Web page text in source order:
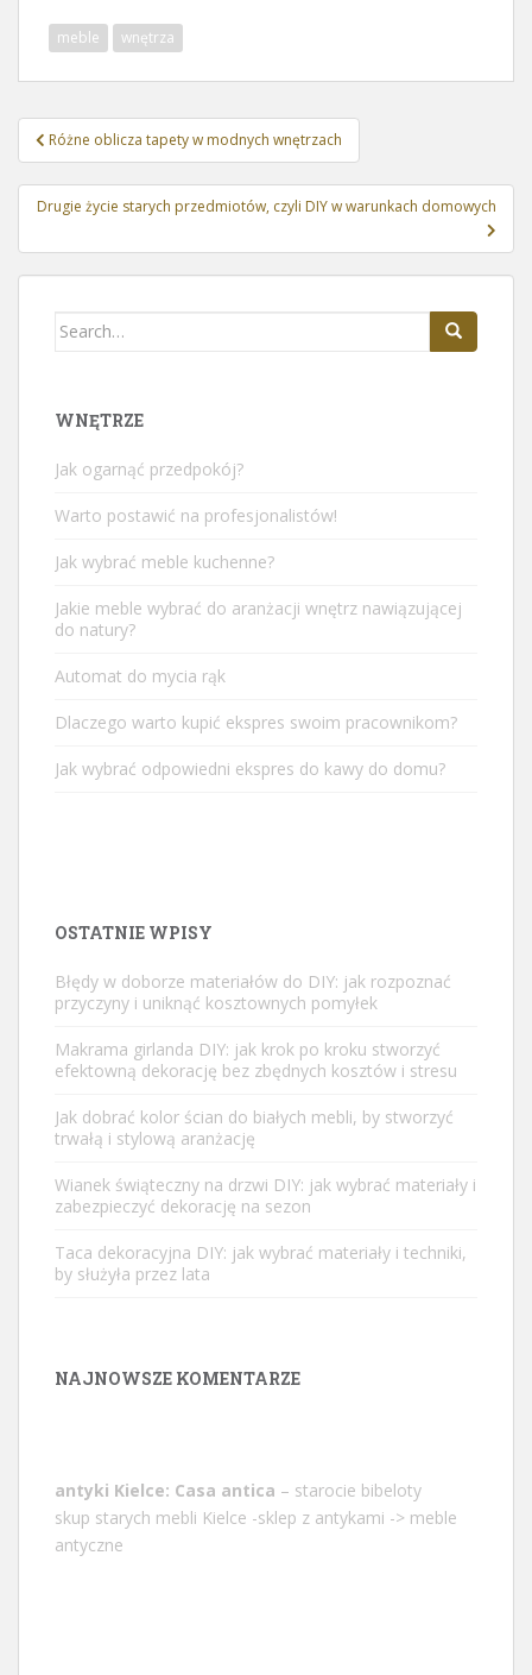
meble wnętrza
Nawigacja
wpisu
Różne oblicza tapety w modnych wnętrzach
Drugie życie starych przedmiotów, czyli DIY w warunkach domowych
Search
WNĘTRZE
Jak ogarnąć przedpokój?
Warto postawić na profesjonalistów!
Jak wybrać meble kuchenne?
Jakie meble wybrać do aranżacji wnętrz nawiązującej
do natury?
Automat do mycia rąk
Dlaczego warto kupić ekspres swoim pracownikom?
Jak wybrać odpowiedni ekspres do kawy do domu?
OSTATNIE WPISY
Błędy w doborze materiałów do DIY: jak rozpoznać
przyczyny i uniknąć kosztownych pomyłek
Makrama girlanda DIY: jak krok po kroku stworzyć
efektowną dekorację bez zbędnych kosztów i stresu
Jak dobrać kolor ścian do białych mebli, by stworzyć
trwałą i stylową aranżację
Wianek świąteczny na drzwi DIY: jak wybrać materiały i
zabezpieczyć dekorację na sezon
Taca dekoracyjna DIY: jak wybrać materiały i techniki,
by służyła przez lata
NAJNOWSZE KOMENTARZE
antyki Kielce: Casa antica – starocie bibeloty
skup starych mebli Kielce -sklep z antykami -> meble
antyczne